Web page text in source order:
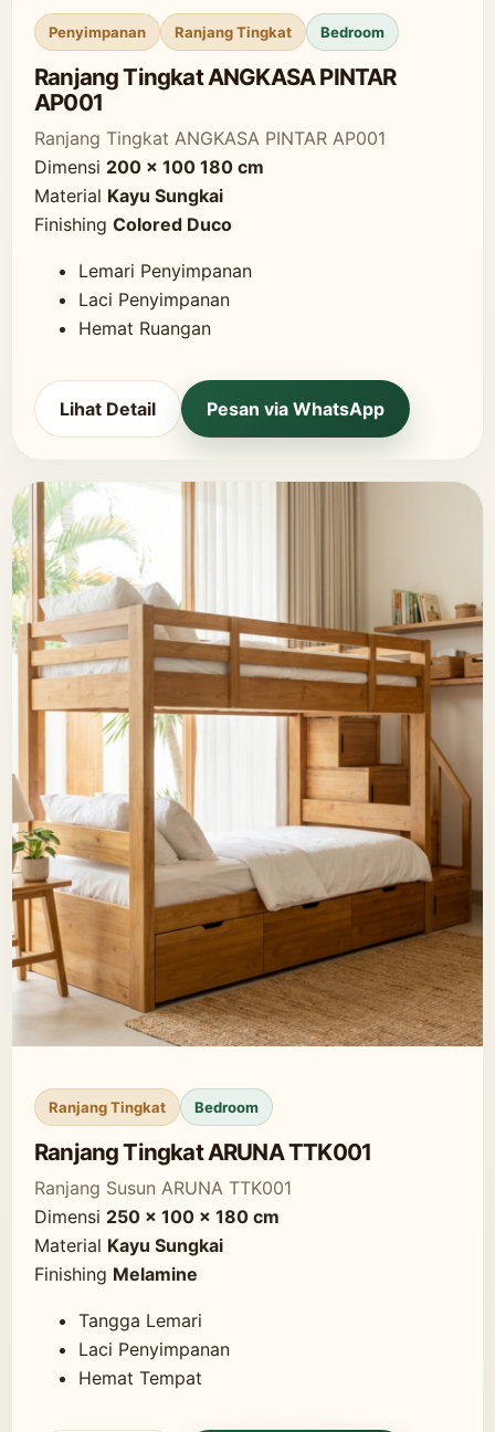
Penyimpanan Ranjang Tingkat Bedroom
Ranjang Tingkat ANGKASA PINTAR
AP001
Ranjang Tingkat ANGKASA PINTAR AP001
Dimensi 200 x 100 180 cm
Material Kayu Sungkai
Finishing Colored Duco
Lemari Penyimpanan
Laci Penyimpanan
Hemat Ruangan
Lihat Detail Pesan via WhatsApp
Ranjang Tingkat Bedroom
Ranjang Tingkat ARUNA TTK001
Ranjang Susun ARUNA TTK001
Dimensi 250 x 100 x 180 cm
Material Kayu Sungkai
Finishing Melamine
Tangga Lemari
Laci Penyimpanan
Hemat Tempat